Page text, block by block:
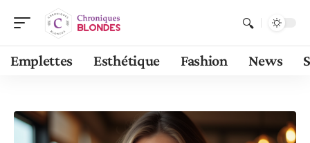
Emplettes Esthétique Fashion News